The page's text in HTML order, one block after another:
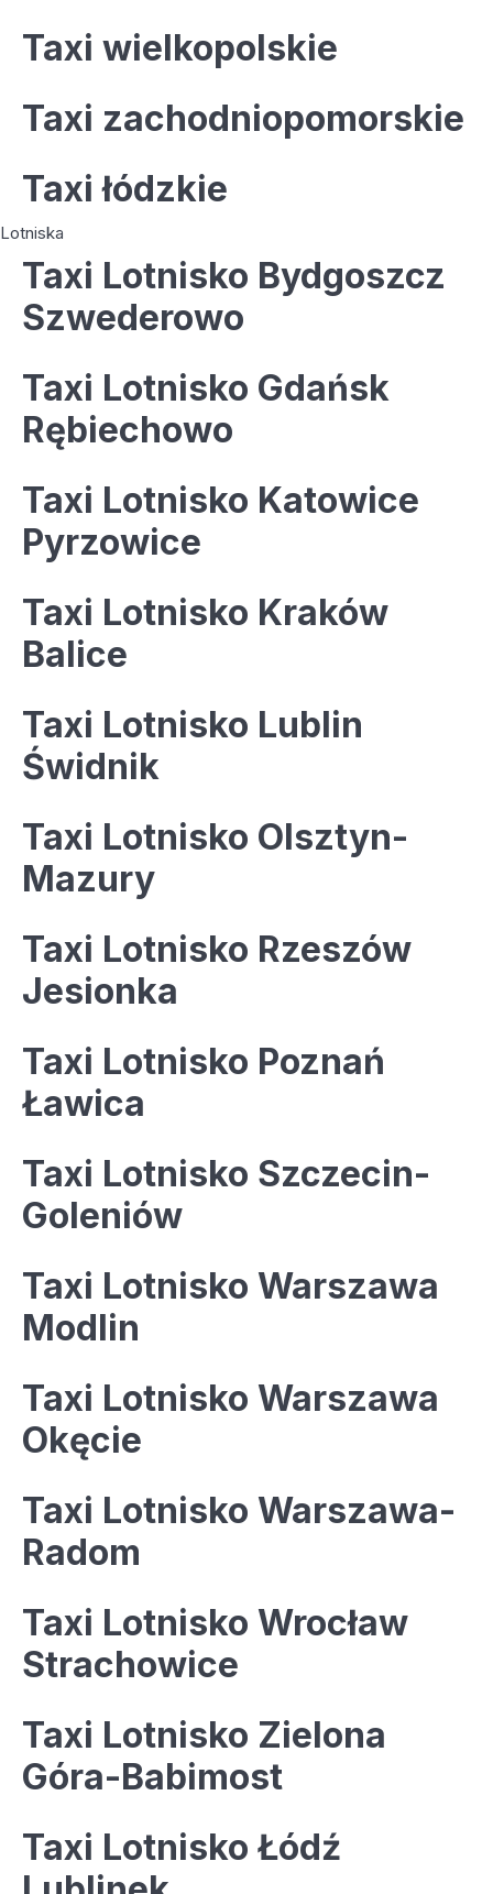
Taxi wielkopolskie
Taxi zachodniopomorskie
Taxi łódzkie
Lotniska
Taxi Lotnisko Bydgoszcz
Szwederowo
Taxi Lotnisko Gdańsk
Rębiechowo
Taxi Lotnisko Katowice
Pyrzowice
Taxi Lotnisko Kraków
Balice
Taxi Lotnisko Lublin
Świdnik
Taxi Lotnisko Olsztyn-
Mazury
Taxi Lotnisko Rzeszów
Jesionka
Taxi Lotnisko Poznań
Ławica
Taxi Lotnisko Szczecin-
Goleniów
Taxi Lotnisko Warszawa
Modlin
Taxi Lotnisko Warszawa
Okęcie
Taxi Lotnisko Warszawa-
Radom
Taxi Lotnisko Wrocław
Strachowice
Taxi Lotnisko Zielona
Góra-Babimost
Taxi Lotnisko Łódź